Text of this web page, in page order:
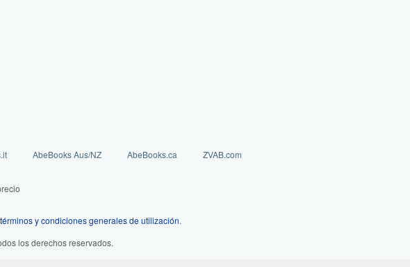
AbeBooks Aus/NZ AbeBooks.ca
ZVAB.com
y condiciones generales de utilización.
los derechos reservados.